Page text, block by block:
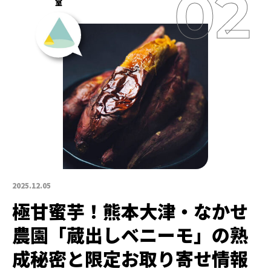
2025.12.05
室
極甘蜜芋！熊本大津・なかせ
農園「蔵出しベニーモ」の熟
成秘密と限定お取り寄せ情報